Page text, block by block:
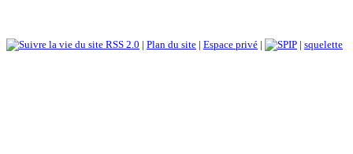
RSS 2.0 | Plan du site | Espace privé | | squelette